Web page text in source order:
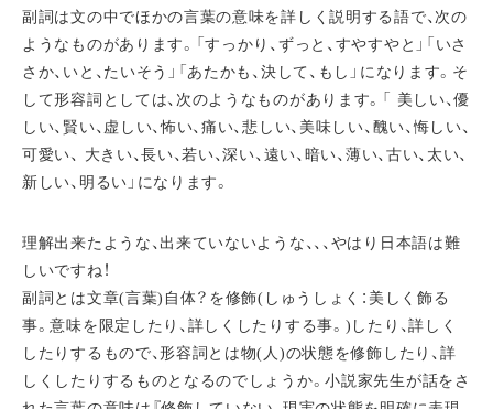
副詞は文の中でほかの言葉の意味を詳しく説明する語で、次の
ようなものがあります。「すっかり、ずっと、すやすやと」「いさ
さか、いと、たいそう」「あたかも、決して、もし」になります。そ
して形容詞としては、次のようなものがあります。「 美しい、優
しい、賢い、虚しい、怖い、痛い、悲しい、美味しい、醜い、悔しい、
可愛い、 大きい、長い、若い、深い、遠い、暗い、薄い、古い、太い、
新しい、明るい」になります。
理解出来たような、出来ていないような、、、やはり日本語は難
しいですね！
副詞とは文章(言葉)自体？を修飾(しゅうしょく：美しく飾る
事。意味を限定したり、詳しくしたりする事。)したり、詳しく
したりするもので、形容詞とは物(人)の状態を修飾したり、詳
しくしたりするものとなるのでしょうか。小説家先生が話をさ